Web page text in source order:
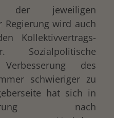
der jeweiligen
Regierung wird auch
Kollektivvertrags-
Sozialpolitische
des
schwieriger zu
hat sich in
nach